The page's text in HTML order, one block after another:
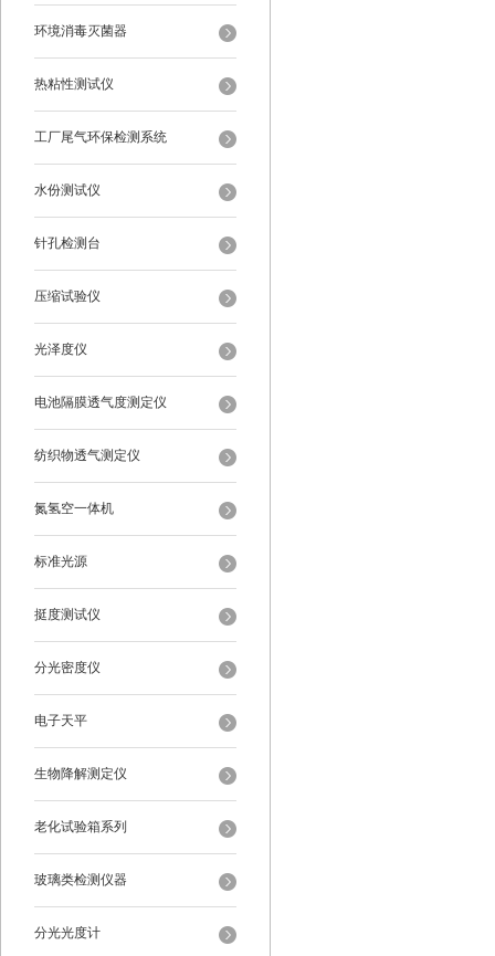
环境消毒灭菌器
热粘性测试仪
工厂尾气环保检测系统
水份测试仪
针孔检测台
压缩试验仪
光泽度仪
电池隔膜透气度测定仪
纺织物透气测定仪
氮氢空一体机
标准光源
挺度测试仪
分光密度仪
电子天平
生物降解测定仪
老化试验箱系列
玻璃类检测仪器
分光光度计